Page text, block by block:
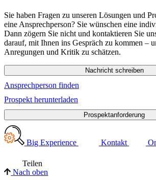
Sie haben Fragen zu unseren Lösungen und
eine Ansprechperson? Sie wünschen eine
Dann zögern Sie nicht und kontaktieren Sie
darauf, mit Ihnen ins Gespräch zu kommen –
Anregungen und Kritik zu schätzen.
Nachricht schreiben
Ansprechperson finden
Prospekt herunterladen
Prospektanforderung
Big Experience Kontakt
Teilen
Nach oben